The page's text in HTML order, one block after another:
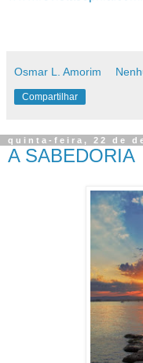
Osmar L. Amorim
Compartilhar
quinta-feira, 22 de
A SABEDORIA